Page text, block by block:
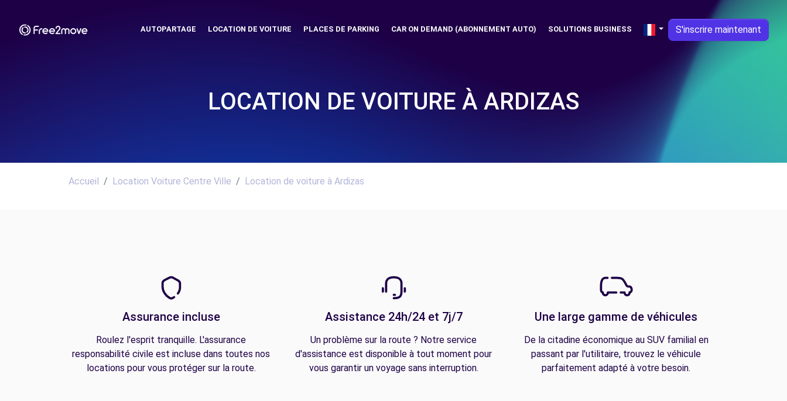
AUTOPARTAGE LOCATION DE VOITURE PLACES DE PARKING CAR ON DEMAND (ABONNEMENT AUTO) SOLUTIONS BUSINESS S'inscrire maintenant
LOCATION DE VOITURE À ARDIZAS
Accueil Location Voiture Centre Ville Location de voiture à Ardizas
Assurance incluse
Roulez l'esprit tranquille. L'assurance
responsabilité civile est incluse dans toutes nos
locations pour vous protéger sur la route.
Assistance 24h/24 et 7j/7
Un problème sur la route ? Notre service
d'assistance est disponible à tout moment pour
vous garantir un voyage sans interruption.
Une large gamme de véhicules
De la citadine économique au SUV familial en
passant par l'utilitaire, trouvez le véhicule
parfaitement adapté à votre besoin.